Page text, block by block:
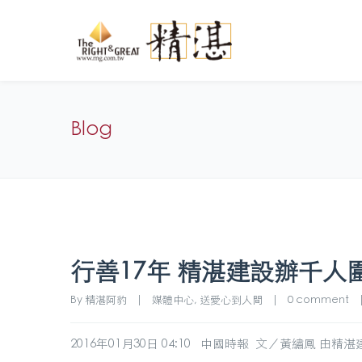
Blog
行善17年 精湛建設辦千人
By 精湛阿豹 媒體中心, 送愛心到人間 0 comment
2016年01月30日 04:10 中國時報 文／黃繡鳳 由精湛